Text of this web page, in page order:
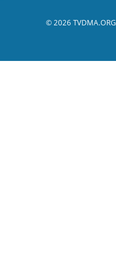
© 2026 TVDMA.ORG